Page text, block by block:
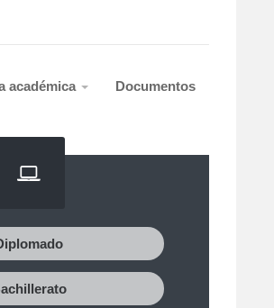
académica Documentos